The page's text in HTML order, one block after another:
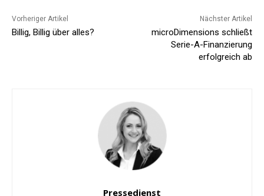
Vorheriger Artikel
Billig, Billig über alles?
Nächster Artikel
microDimensions schließt
Serie-A-Finanzierung
erfolgreich ab
Pressedienst